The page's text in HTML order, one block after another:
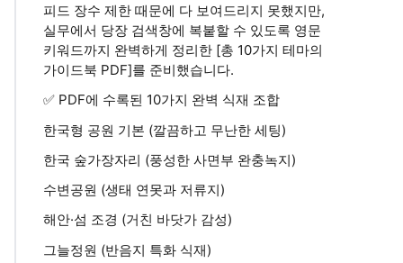
피드 장수 제한 때문에 다 보여드리지 못했지만,
실무에서 당장 검색창에 복붙할 수 있도록 영문
키워드까지 완벽하게 정리한 [총 10가지 테마의
가이드북 PDF]를 준비했습니다.
✅ PDF에 수록된 10가지 완벽 식재 조합
한국형 공원 기본 (깔끔하고 무난한 세팅)
한국 숲가장자리 (풍성한 사면부 완충녹지)
수변공원 (생태 연못과 저류지)
해안·섬 조경 (거친 바닷가 감성)
그늘정원 (반음지 특화 식재)